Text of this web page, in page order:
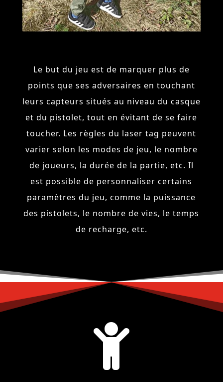
Le but du jeu est de marquer plus de
points que ses adversaires en touchant
leurs capteurs situés au niveau du casque
et du pistolet, tout en évitant de se faire
toucher. Les règles du laser tag peuvent
varier selon les modes de jeu, le nombre
de joueurs, la durée de la partie, etc. Il
est possible de personnaliser certains
paramètres du jeu, comme la puissance
des pistolets, le nombre de vies, le temps
de recharge, etc.
